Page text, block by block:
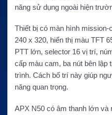
năng sử dụng ngoài hiện
Thiết bị có màn hình mission-
240 x 320, hiển thị màu TFT
PTT lớn, selector 16 vị trí,
cấp màu cam, ba nút bên lập
trình. Cách bố trí này giúp
năng quan trọng.
APX N50 có âm thanh lớn